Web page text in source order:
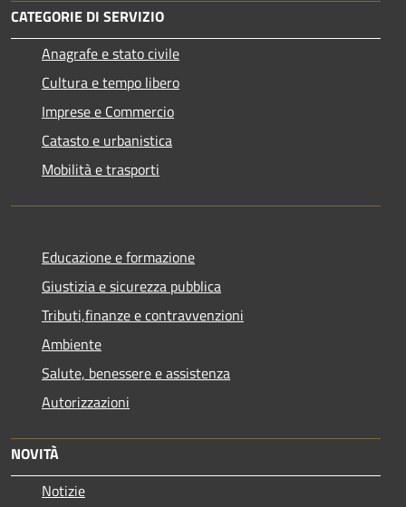
CATEGORIE DI SERVIZIO
Anagrafe e stato civile
Cultura e tempo libero
Imprese e Commercio
Catasto e urbanistica
Mobilità e trasporti
Educazione e formazione
Giustizia e sicurezza pubblica
Tributi,finanze e contravvenzioni
Ambiente
Salute, benessere e assistenza
Autorizzazioni
NOVITÀ
Notizie